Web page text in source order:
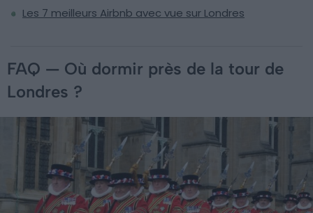
Les 7 meilleurs Airbnb avec vue sur Londres
FAQ — Où dormir près de la tour de
Londres ?